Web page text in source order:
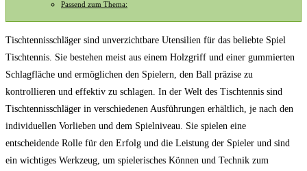
Passend zum Thema:
Tischtennisschläger sind unverzichtbare Utensilien für das beliebte Spiel
Tischtennis. Sie bestehen meist aus einem Holzgriff und einer gummierten
Schlagfläche und ermöglichen den Spielern, den Ball präzise zu
kontrollieren und effektiv zu schlagen. In der Welt des Tischtennis sind
Tischtennisschläger in verschiedenen Ausführungen erhältlich, je nach den
individuellen Vorlieben und dem Spielniveau. Sie spielen eine
entscheidende Rolle für den Erfolg und die Leistung der Spieler und sind
ein wichtiges Werkzeug, um spielerisches Können und Technik zum